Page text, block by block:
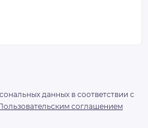
данных в соответствии с
соглашением